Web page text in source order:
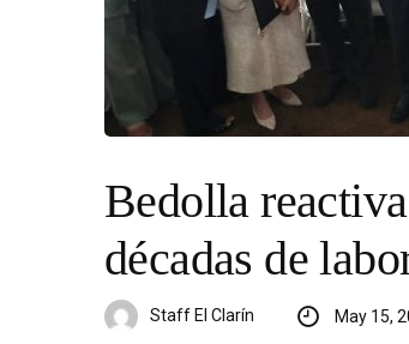
Bedolla
décadas de
Staff El Clarín May 15,